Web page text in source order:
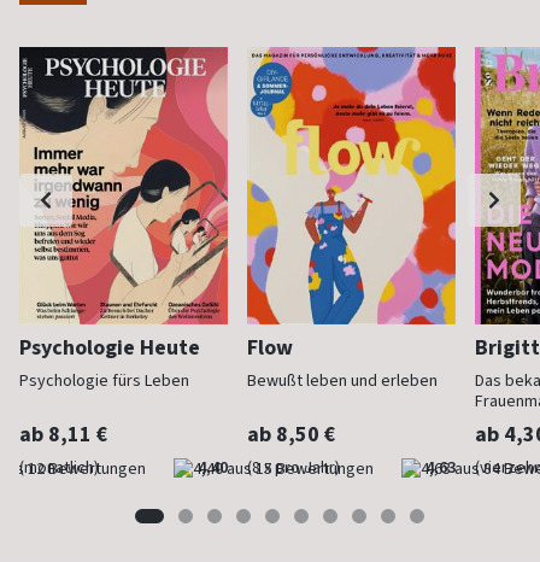
Psychologie Heute
Psychologie fürs Leben
ab 8,11 €
(monatlich) 4,40
Flow
Bewußt leben und erleben
ab 8,50 €
(8 x pro Jahr) 4,63
Das
ab